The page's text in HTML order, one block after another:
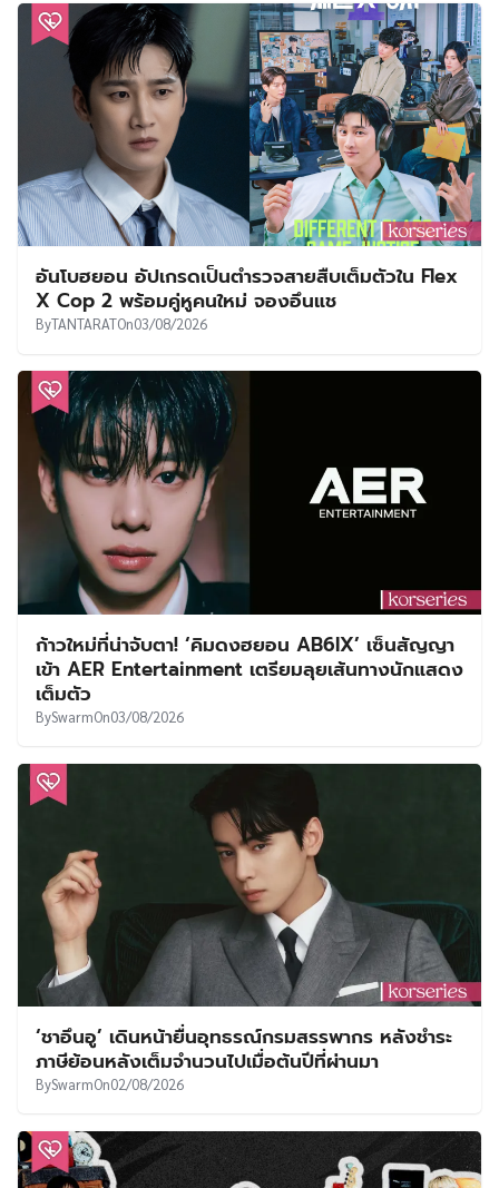
อันโบฮยอน อัปเกรดเป็นตำรวจสายสืบเต็มตัวใน Flex
X Cop 2 พร้อมคู่หูคนใหม่ จองอึนแช
ByTANTARATOn03/08/2026
ก้าวใหม่ที่น่าจับตา! ‘คิมดงฮยอน AB6IX’ เซ็นสัญญา
เข้า AER Entertainment เตรียมลุยเส้นทางนักแสดง
เต็มตัว
BySwarmOn03/08/2026
‘ชาอึนอู’ เดินหน้ายื่นอุทธรณ์กรมสรรพากร หลังชำระ
ภาษีย้อนหลังเต็มจำนวนไปเมื่อต้นปีที่ผ่านมา
BySwarmOn02/08/2026